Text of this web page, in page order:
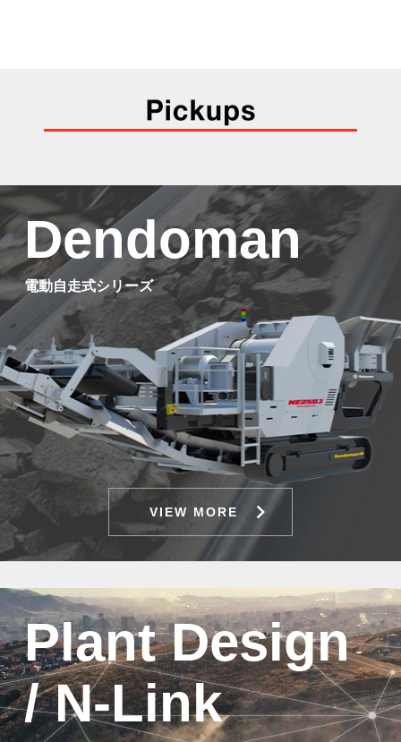
Dendoman
電動自走式シリーズ
VIEW MORE
Plant Design
/ N-Link